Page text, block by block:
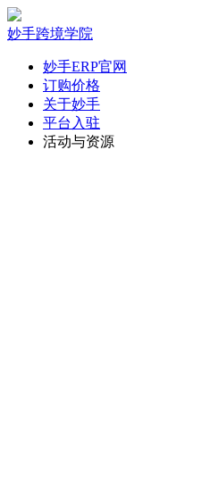
妙手跨境学院
妙手ERP官网
订购价格
关于妙手
平台入驻
活动与资源